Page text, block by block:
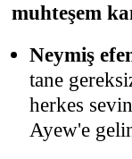
muhteşem
Neymiş
tane
herkes
Ayew'e